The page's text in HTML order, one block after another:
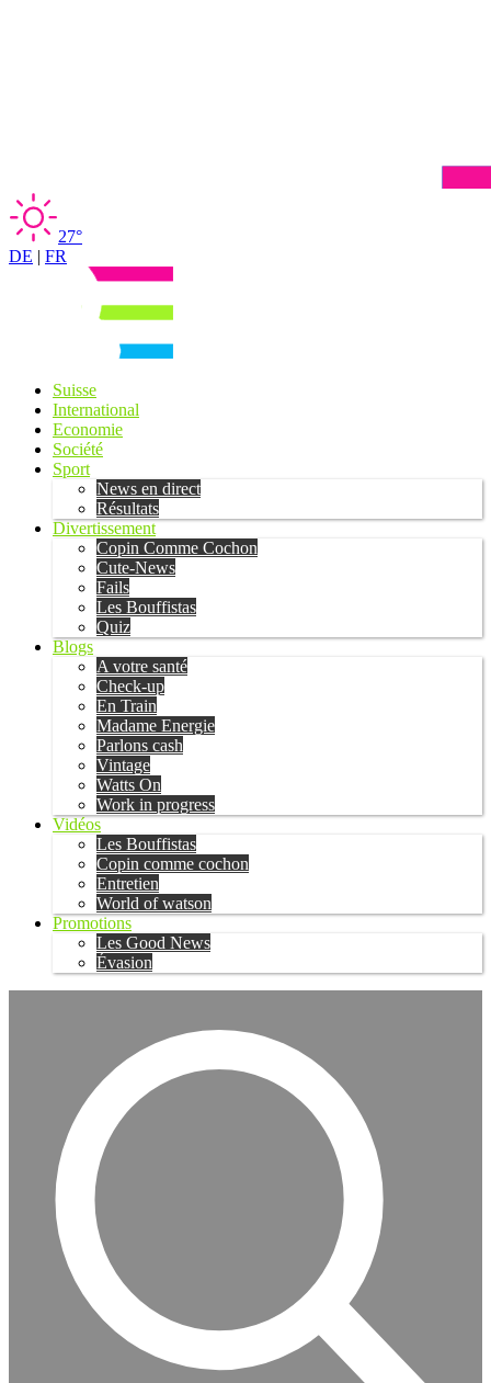
27°
DE | FR
Suisse
International
Economie
Société
Sport
News en direct
Résultats
Divertissement
Copin Comme Cochon
Cute-News
Fails
Les Bouffistas
Quiz
Blogs
A votre santé
Check-up
En Train
Madame Energie
Parlons cash
Vintage
Watts On
Work in progress
Vidéos
Les Bouffistas
Copin comme cochon
Entretien
World of watson
Promotions
Les Good News
Évasion